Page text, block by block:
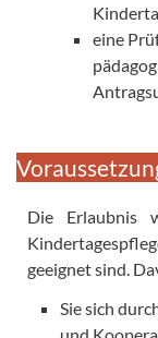
eine
Die Erlaubnis
geeignet sind.
Sie sich
und